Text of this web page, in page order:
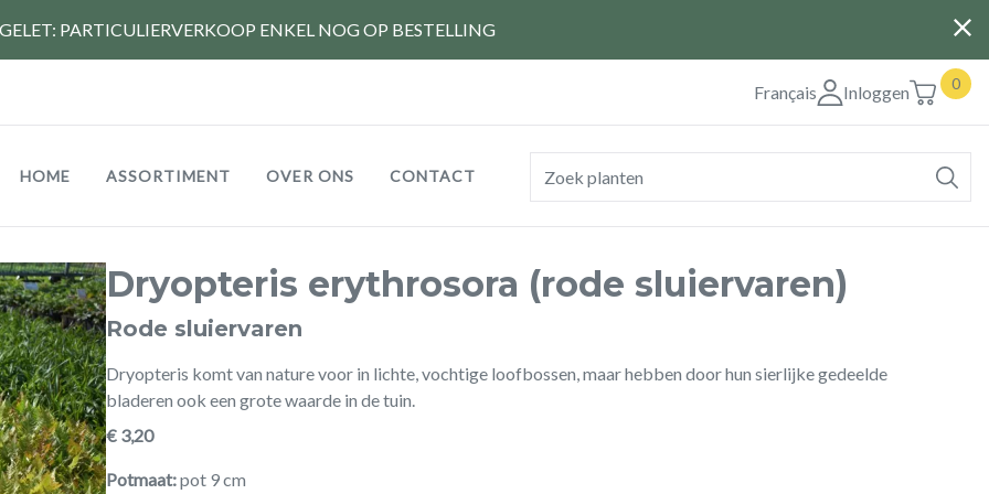
PARTICULIERVERKOOP ENKEL NOG OP BESTELLING
Français Inloggen 0
Hoofdnavigatie
HOME ASSORTIMENT OVER ONS CONTACT
Dryopteris erythrosora (rode sluiervaren)
Rode sluiervaren
Dryopteris komt van nature voor in lichte, vochtige loofbossen, maar hebben door hun sierlijke gedeelde
bladeren ook een grote waarde in de tuin.
€ 3,20
Potmaat pot 9 cm